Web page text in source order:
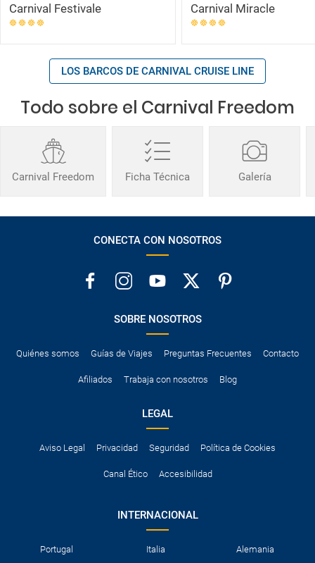
Carnival Festivale Carnival Miracle
LOS BARCOS DE CARNIVAL CRUISE LINE
Todo sobre el Carnival Freedom
Carnival Freedom Ficha Técnica Galería
CONECTA CON NOSOTROS
SOBRE NOSOTROS
Quiénes somos Guías de Viajes Preguntas Frecuentes Contacto
Afiliados Trabaja con nosotros Blog
LEGAL
Aviso Legal Privacidad Seguridad Política de Cookies
Canal Ético Accesibilidad
INTERNACIONAL
Portugal Italia Alemania